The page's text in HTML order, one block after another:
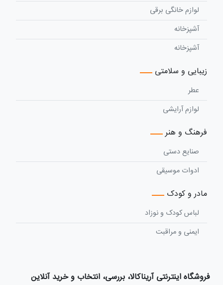
فروشگاه اینترنتی آریناکالا، بررسی، انتخاب و خرید آنلاین
لوازم خانگی برقی
آشپزخانه
آشپزخانه
زیبایی و سلامتی
عطر
لوازم آرایشی
فرهنگ و هنر
صنایع دستی
ادوات موسیقی
مادر و کودک
لباس کودک و نوزاد
ایمنی و مراقبت